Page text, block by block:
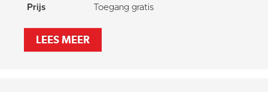
Prijs
Toegang gratis
LEES MEER